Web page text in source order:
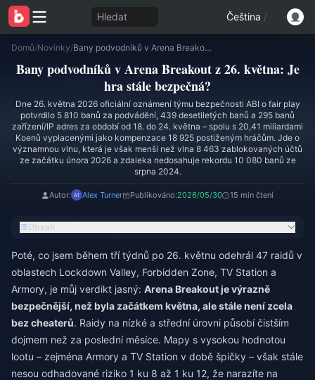
Hledat Čeština /
Domů/Novinky/ Bany podvodníků v Arena Breakout z 26. května: Je hra stále bezpečná?
Bany podvodníků v Arena Breakout z 26. května: Je
hra stále bezpečná?
Dne 26. května 2026 oficiální oznámení týmu bezpečnosti ABI o fair play
potvrdilo 5 810 banů za podvádění, 439 desetiletých banů a 295 banů
zařízení/IP adres za období od 18. do 24. května – spolu s 20,41 miliardami
Koenů vyplacenými jako kompenzace 18 925 postiženým hráčům. Jde o
významnou vlnu, která je však menší než vlna 8 463 zablokovaných účtů
ze začátku února 2026 a zdaleka nedosahuje rekordu 10 080 banů ze
srpna 2024.
Autor: Alex Turner Publikováno:2026/05/30 15 min čtení
Obsah
Poté, co jsem během tří týdnů po 26. květnu odehrál 47 raidů v
oblastech Lockdown Valley, Forbidden Zone, TV Station a
Armory, je můj verdikt jasný: Arena Breakout je výrazně
bezpečnější, než byla začátkem května, ale stále není zcela
bez cheaterů. Raidy na nízké a střední úrovni působí čistším
dojmem než za poslední měsíce. Mapy s vysokou hodnotou
lootu – zejména Armory a TV Station v době špičky – však stále
nesou odhadované riziko 1 ku 8 až 1 ku 12, že narazíte na